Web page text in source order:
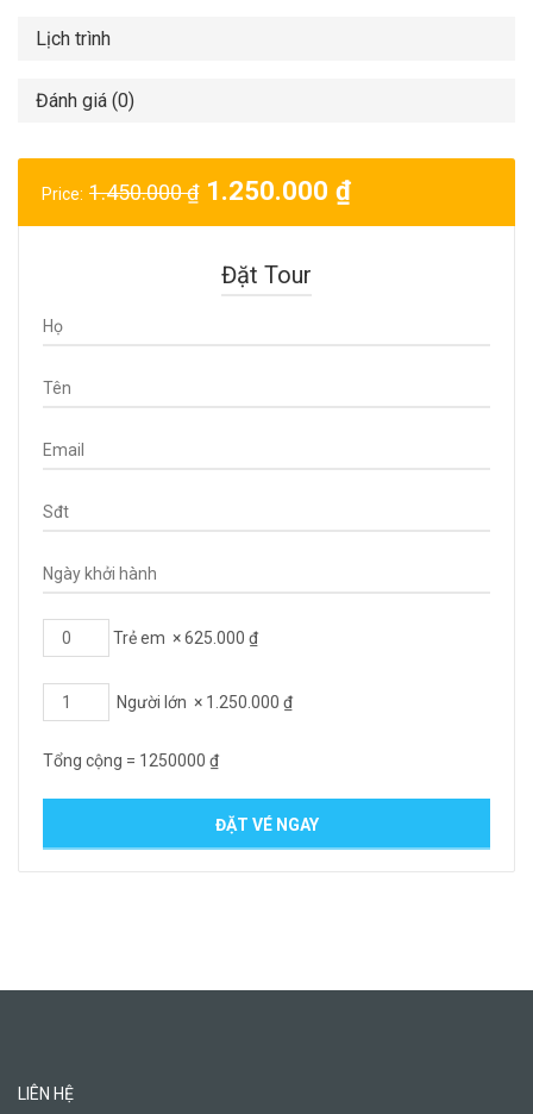
Lịch trình
Đánh giá (0)
Price: 1.450.000₫ 1.250.000 ₫
Đặt Tour
Trẻ em ×625.000 ₫
Người lớn × 1.250.000 ₫
Tổng cộng = 1250000 ₫
LIÊN HỆ